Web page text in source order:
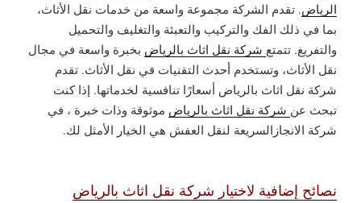
الرياض. تقدم الشركة مجموعة واسعة من خدمات نقل الأثاث،
بما في ذلك الفك والتركيب والتعبئة والتغليف والتحميل
والتفريغ. تتمتع شركة نقل اثاث بالرياض بخبرة واسعة في مجال
نقل الأثاث، وتستخدم أحدث التقنيات في نقل الأثاث. تقدم
شركة نقل اثاث بالرياض أسعارًا تنافسية لخدماتها. إذا كنت
تبحث عن شركة نقل اثاث بالرياض موثوقة وذات خبرة ، في
شركة الانجازالسريعة لنقل العفش هي الخيار الأمثل لك.
نصائح إضافية لاختيار شركة نقل اثاث بالرياض